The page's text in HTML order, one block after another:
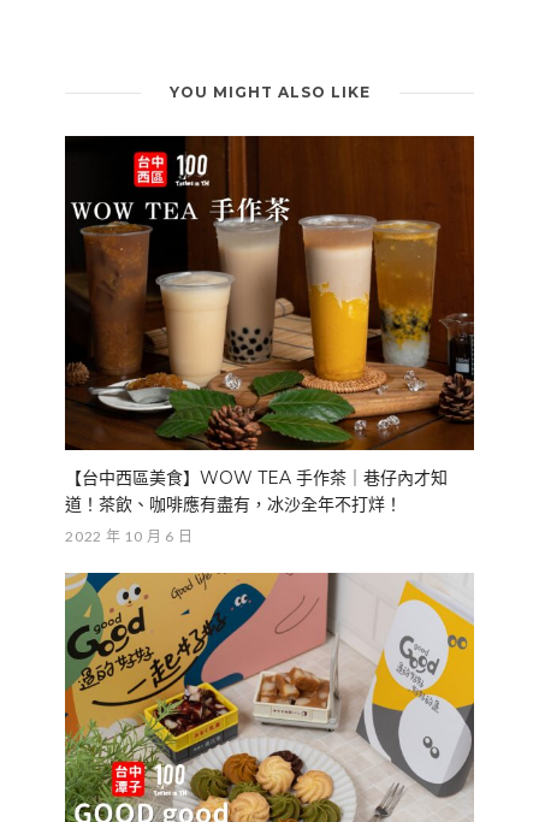
YOU MIGHT ALSO LIKE
【台中西區美食】WOW TEA 手作茶｜巷仔內才知
道！茶飲、咖啡應有盡有，冰沙全年不打烊！
2022 年 10 月 6 日